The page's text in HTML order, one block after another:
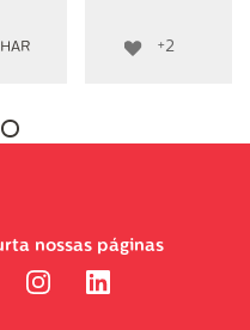
+2
nossas páginas